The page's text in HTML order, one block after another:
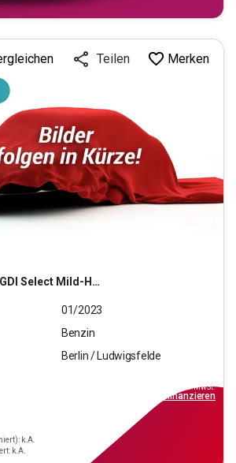
Mild-Hybrid (EURO 6d)(OPF)
Teilen Merken
01/2023
Benzin
Berlin / Ludwigsfelde
k.A.
k.A.
inkl.MwSt.
finanzieren